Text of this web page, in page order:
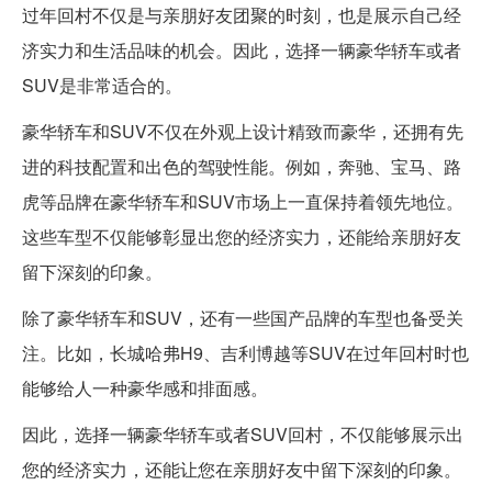
过年回村不仅是与亲朋好友团聚的时刻，也是展示自己经
济实力和生活品味的机会。因此，选择一辆豪华轿车或者
SUV是非常适合的。
豪华轿车和SUV不仅在外观上设计精致而豪华，还拥有先
进的科技配置和出色的驾驶性能。例如，奔驰、宝马、路
虎等品牌在豪华轿车和SUV市场上一直保持着领先地位。
这些车型不仅能够彰显出您的经济实力，还能给亲朋好友
留下深刻的印象。
除了豪华轿车和SUV，还有一些国产品牌的车型也备受关
注。比如，长城哈弗H9、吉利博越等SUV在过年回村时也
能够给人一种豪华感和排面感。
因此，选择一辆豪华轿车或者SUV回村，不仅能够展示出
您的经济实力，还能让您在亲朋好友中留下深刻的印象。